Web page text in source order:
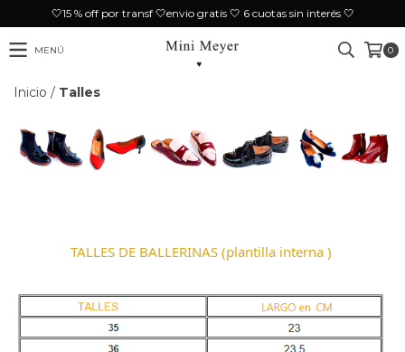
🤍15 % off por transf 🤍envio gratis 🤍 6 cuotas sin interés 🤍
MENÚ 0
Inicio / Talles
TALLES DE BALLERINAS (plantilla interna )